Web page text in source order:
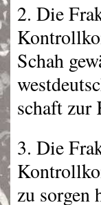
2. Die
Schah
schaft zur
3. Die
zu sorgen